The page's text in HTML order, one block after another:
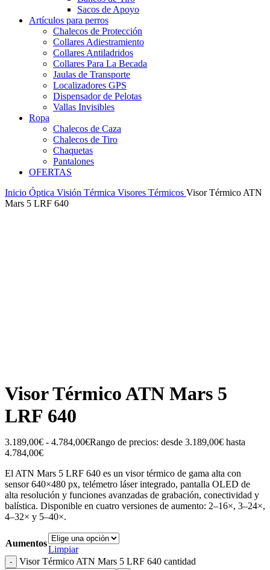
Sacos de Apoyo
Artículos para perros
Chalecos de Protección
Collares Adiestramiento
Collares Antiladridos
Collares Para La Becada
Jaulas de Transporte
Localizadores GPS
Dispensador de Pelotas
Vallas Invisibles
Ropa
Chalecos de Caza
Chalecos de Tiro
Chaquetas
Pantalones
OFERTAS
Inicio Óptica Visión Térmica Visores Térmicos Visor Térmico ATN
Mars 5 LRF 640
Visor Térmico ATN Mars 5
LRF 640
3.189,00€ - 4.784,00€Rango de precios: desde 3.189,00€ hasta
4.784,00€
El ATN Mars 5 LRF 640 es un visor térmico de gama alta con
sensor 640×480 px, telémetro láser integrado, pantalla OLED de
alta resolución y funciones avanzadas de grabación, conectividad y
balística. Disponible en cuatro versiones de aumento: 2–16×, 3–24×,
4–32× y 5–40×.
Aumentos
Limpiar
Visor Térmico ATN Mars 5 LRF 640 cantidad